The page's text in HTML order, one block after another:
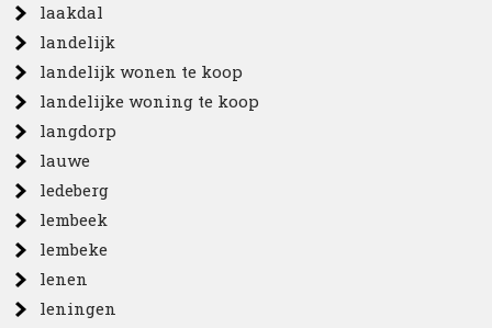
laakdal
landelijk
landelijk wonen te koop
landelijke woning te koop
langdorp
lauwe
ledeberg
lembeek
lembeke
lenen
leningen